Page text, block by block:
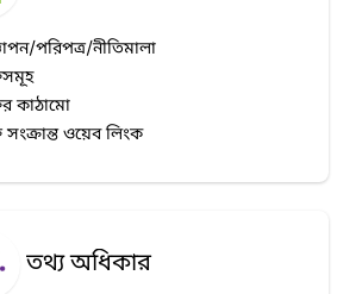
পরিপত্র/নীতিমালা
কাঠামো
সংক্রান্ত ওয়েব লিংক
তথ্য অধিকার